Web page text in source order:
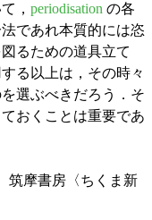
， periodisation の各
であれ本質的には恣
るための道具立て
る以上は，その時々
選ぶべきだろう．そ
おくことは重要であ
摩書房〈ちくま新